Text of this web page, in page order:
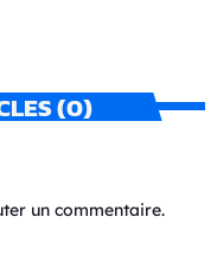
(0)
un commentaire.